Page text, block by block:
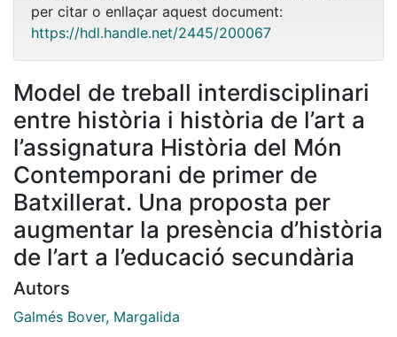
per citar o enllaçar aquest document:
https://hdl.handle.net/2445/200067
Model de treball interdisciplinari
entre història i història de l’art a
l’assignatura Història del Món
Contemporani de primer de
Batxillerat. Una proposta per
augmentar la presència d’història
de l’art a l’educació secundària
Autors
Galmés Bover, Margalida